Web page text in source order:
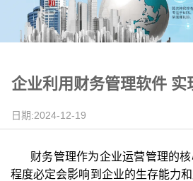
企业利用财务管理软件 实
日期:2024-12-19
财务管理作为企业运营管理的
程度必定会影响到企业的生存能力